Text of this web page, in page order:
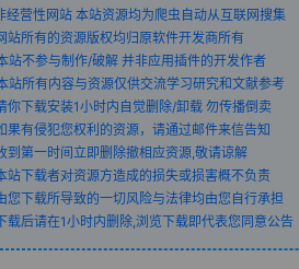
经营性网站 本站资源均为爬虫自动从互联网搜集
站所有的资源版权均归原软件开发商所有
站不参与制作/破解 并非应用插件的开发作者
站所有内容与资源仅供交流学习研究和文献参考
你下载安装1小时内自觉删除/卸载 勿传播倒卖
果有侵犯您权利的资源，请通过邮件来信告知
到第一时间立即删除撤相应资源,敬请谅解
站下载者对资源方造成的损失或损害概不负责
您下载所导致的一切风险与法律均由您自行承担
载后请在1小时内删除,浏览下载即代表您同意公告